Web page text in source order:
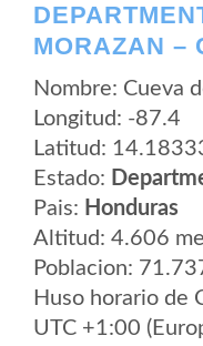
MORAZAN –
Nombre: Cueva
Longitud: -87.4
Latitud:
Estado:
Pais: Honduras
Altitud: 4.606
Poblacion:
Huso horario de
UTC +1:00